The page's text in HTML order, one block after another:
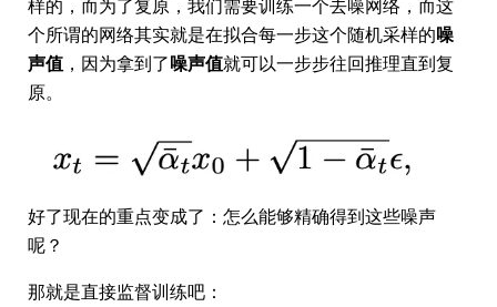
样的，而为了复原，我们需要训练一个去噪网络，而这
个所谓的网络其实就是在拟合每一步这个随机采样的噪
声值 ，因为拿到了噪声值就可以一步步往回推理直到复
原。
好了现在的重点变成了：怎么能够精确得到这些噪声
呢？
那就是直接监督训练吧：